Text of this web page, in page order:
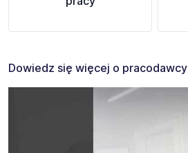
Dowiedz się więcej o pracodawcy